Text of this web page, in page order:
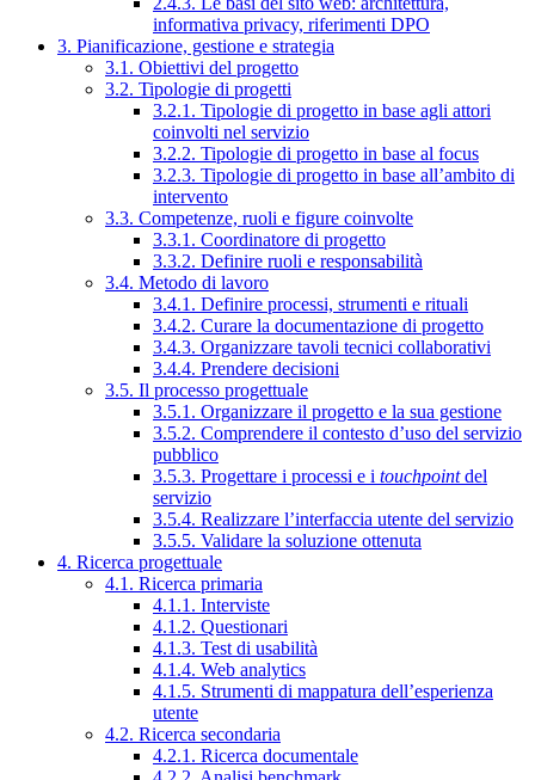
informativa privacy, riferimenti DPO
3. Pianificazione, gestione e strategia
3.1. Obiettivi del progetto
3.2. Tipologie di progetti
3.2.1. Tipologie di progetto in base agli attori
coinvolti nel servizio
3.2.2. Tipologie di progetto in base al focus
3.2.3. Tipologie di progetto in base all’ambito di
intervento
3.3. Competenze, ruoli e figure coinvolte
3.3.1. Coordinatore di progetto
3.3.2. Definire ruoli e responsabilità
3.4. Metodo di lavoro
3.4.1. Definire processi, strumenti e rituali
3.4.2. Curare la documentazione di progetto
3.4.3. Organizzare tavoli tecnici collaborativi
3.4.4. Prendere decisioni
3.5. Il processo progettuale
3.5.1. Organizzare il progetto e la sua gestione
3.5.2. Comprendere il contesto d’uso del servizio
pubblico
3.5.3. Progettare i processi e i touchpointdel
servizio
3.5.4. Realizzare l’interfaccia utente del servizio
3.5.5. Validare la soluzione ottenuta
4. Ricerca progettuale
4.1. Ricerca primaria
4.1.1. Interviste
4.1.2. Questionari
4.1.3. Test di usabilità
4.1.4. Web analytics
4.1.5. Strumenti di mappatura dell’esperienza
utente
4.2. Ricerca secondaria
4.2.1. Ricerca documentale